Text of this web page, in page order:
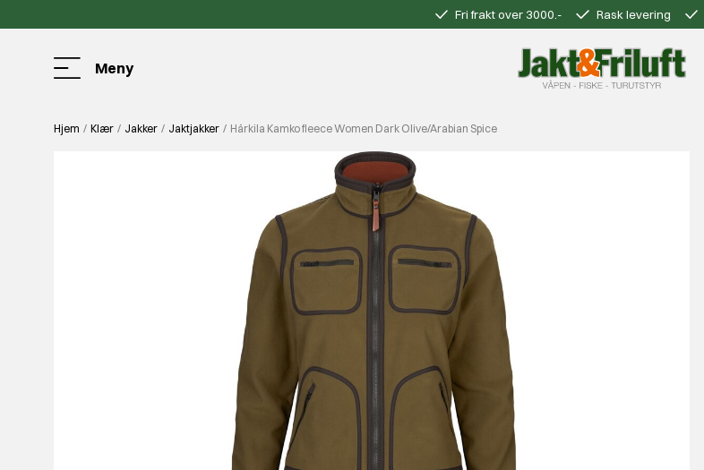
Fri frakt over 3000.- Rask levering
Meny
Hjem Klær Jakker Jaktjakker Härkila Kamko fleece Women Dark Olive/Arabian Spice